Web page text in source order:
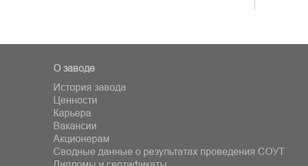
О заводе
История завода
Ценности
Карьера
Вакансии
Акционерам
Сводные данные о результатах проведения СОУТ